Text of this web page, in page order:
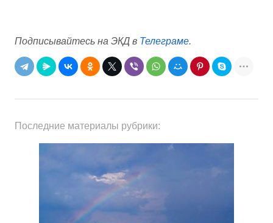
Подписывайтесь на ЭКД в Телеграме.
Последние материалы рубрики: